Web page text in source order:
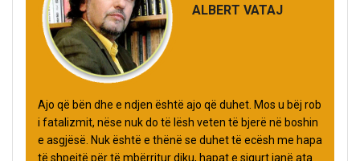
ALBERT VATAJ
Ajo që bën dhe e ndjen është ajo që duhet. Mos u bëj rob
i fatalizmit, nëse nuk do të lësh veten të bjerë në boshin
e asgjësë. Nuk është e thënë se duhet të ecësh me hapa
të shpejtë për të mbërritur diku, hapat e sigurt janë ata